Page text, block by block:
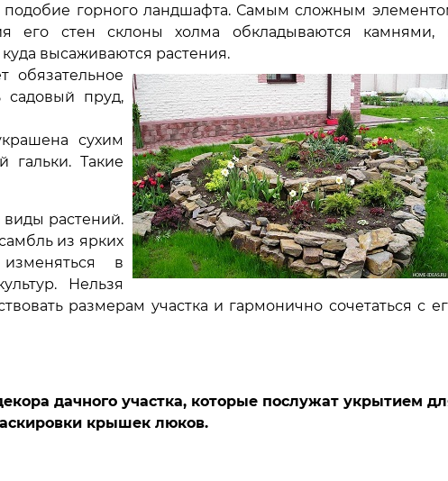
горного ландшафта. Самым сложным
его стен склоны холма обкладываются камнями,
высаживаются растения.
обязательное
пруд,
сухим
гальки. Такие
растений.
из ярких
в
Нельзя
размерам участка и гармонично сочетаться с
дачного участка, которые послужат укрытием
крышек люков.